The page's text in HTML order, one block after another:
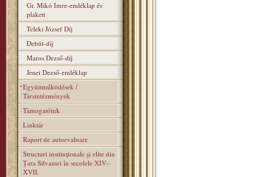
Gr. Mikó Imre-emléklap és
plakett
Teleki József Díj
Debüt-díj
Maros Dezső-díj
Jenei Dezső-emléklap
Együttműködések /
Társintézmények
Támogatóink
Linktár
Raport de autoevaluare
Structuri instituţionale şi elite din
Ţara Silvaniei în secolele XIV–
XVII.